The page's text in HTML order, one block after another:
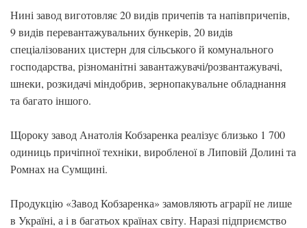
Нині завод виготовляє 20 видів причепів та напівпричепів,
9 видів перевантажувальних бункерів, 20 видів
спеціалізованих цистерн для сільського й комунального
господарства, різноманітні завантажувачі/розвантажувачі,
шнеки, розкидачі міндобрив, зернопакувальне обладнання
та багато іншого.
Щороку завод Анатолія Кобзаренка реалізує близько 1 700
одиниць причіпної техніки, виробленої в Липовій Долині та
Ромнах на Сумщині.
Продукцію «Завод Кобзаренка» замовляють аграрії не лише
в Україні, а і в багатьох країнах світу. Наразі підприємство